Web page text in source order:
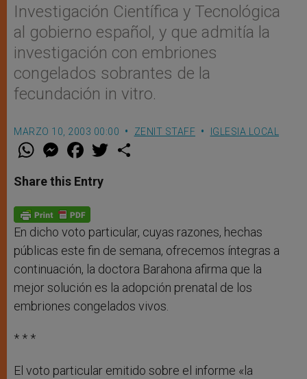
Investigación Científica y Tecnológica
al gobierno español, y que admitía la
investigación con embriones
congelados sobrantes de la
fecundación in vitro.
MARZO 10, 2003 00:00 ZENIT STAFF IGLESIA LOCAL
W
t
s
p
p
M
e
s
e
g
e
r
F
a
e
b
o
k
w
Share this Entry
En dicho voto particular, cuyas razones, hechas
públicas este fin de semana, ofrecemos íntegras a
continuación, la doctora Barahona afirma que la
mejor solución es la adopción prenatal de los
embriones congelados vivos.
* * *
El voto particular emitido sobre el informe «la